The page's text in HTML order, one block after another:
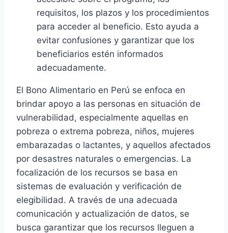
requisitos, los plazos y los procedimientos
para acceder al beneficio. Esto ayuda a
evitar confusiones y garantizar que los
beneficiarios estén informados
adecuadamente.
El Bono Alimentario en Perú se enfoca en
brindar apoyo a las personas en situación de
vulnerabilidad, especialmente aquellas en
pobreza o extrema pobreza, niños, mujeres
embarazadas o lactantes, y aquellos afectados
por desastres naturales o emergencias. La
focalización de los recursos se basa en
sistemas de evaluación y verificación de
elegibilidad. A través de una adecuada
comunicación y actualización de datos, se
busca garantizar que los recursos lleguen a